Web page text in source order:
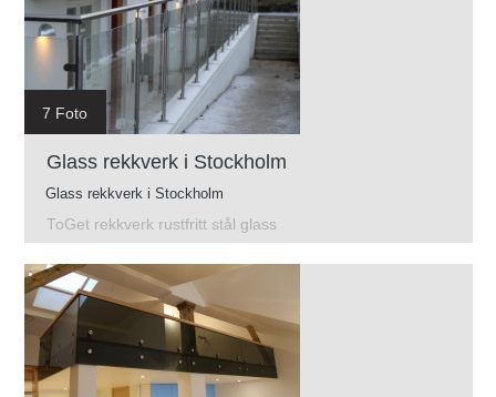
7 Foto
Glass rekkverk i Stockholm
Glass rekkverk i Stockholm
ToGet rekkverk rustfritt stål glass